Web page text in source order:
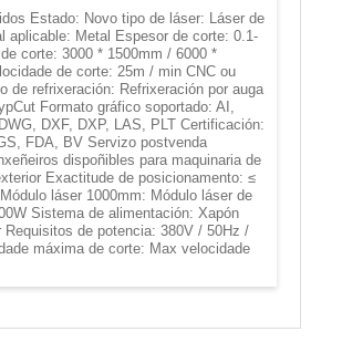
Estado: Novo tipo de láser: Láser de
aplicable: Metal Espesor de corte: 0.1-
corte: 3000 * 1500mm / 6000 *
de corte: 25m / min CNC ou
de refrixeración: Refrixeración por auga
Formato gráfico soportado: AI,
DXF, DXP, LAS, PLT Certificación:
FDA, BV Servizo postvenda
dispoñibles para maquinaria de
Exactitude de posicionamento: ≤
láser 1000mm: Módulo láser de
Sistema de alimentación: Xapón
Requisitos de potencia: 380V / 50Hz /
máxima de corte: Max velocidade